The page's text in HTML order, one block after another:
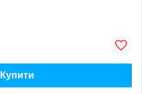
Купити